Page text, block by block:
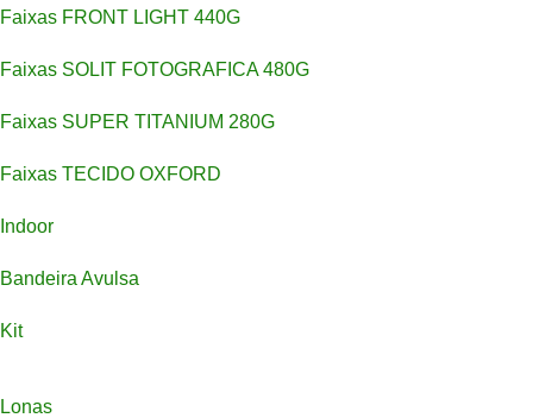
Faixas FRONT LIGHT 440G
Faixas SOLIT FOTOGRAFICA 480G
Faixas SUPER TITANIUM 280G
Faixas TECIDO OXFORD
Indoor
Bandeira Avulsa
Kit
Lonas